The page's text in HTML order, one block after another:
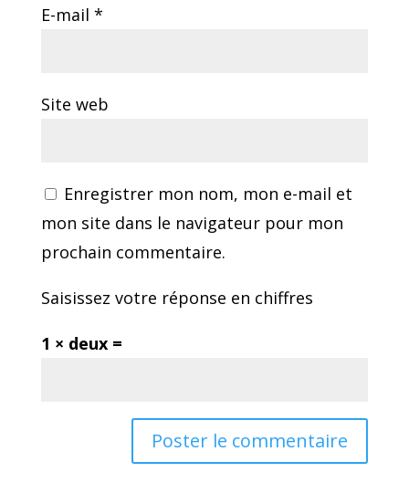
E-mail *
Site web
Enregistrer mon nom, mon e-mail et
mon site dans le navigateur pour mon
prochain commentaire.
Saisissez votre réponse en chiffres
1 × deux =